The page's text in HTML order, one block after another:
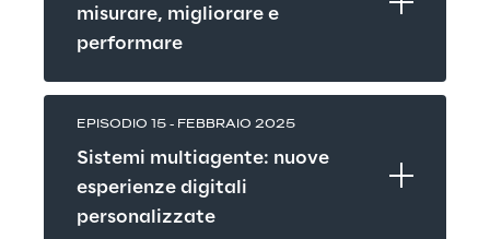
misurare, migliorare e
performare
EPISODIO 15 - FEBBRAIO 2025
Sistemi multiagente: nuove
esperienze digitali
personalizzate